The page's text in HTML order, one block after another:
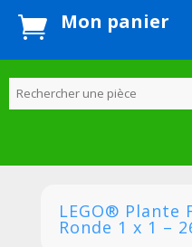
 Mon panier
LEGO® Plante
Ronde 1 x 1 –